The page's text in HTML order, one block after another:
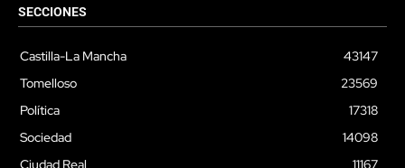
SECCIONES
Castilla-La Mancha
43147
Tomelloso
23569
Política
17318
Sociedad
14098
Ciudad Real
11167